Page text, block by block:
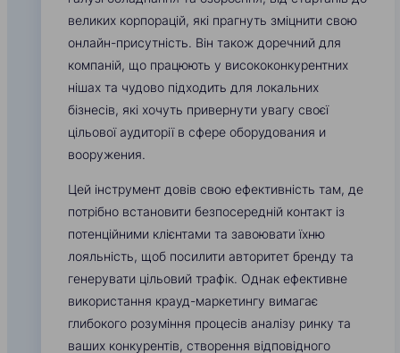
великих корпорацій, які прагнуть зміцнити свою
онлайн-присутність. Він також доречний для
компаній, що працюють у висококонкурентних
нішах та чудово підходить для локальних
бізнесів, які хочуть привернути увагу своєї
цільової аудиторії в сфере оборудования и
вооружения.
Цей інструмент довів свою ефективність там, де
потрібно встановити безпосередній контакт із
потенційними клієнтами та завоювати їхню
лояльність, щоб посилити авторитет бренду та
генерувати цільовий трафік. Однак ефективне
використання крауд-маркетингу вимагає
глибокого розуміння процесів аналізу ринку та
ваших конкурентів, створення відповідного